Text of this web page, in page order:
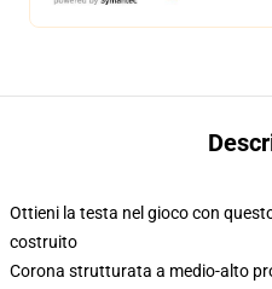
Ottieni la testa nel gioco con
costruito
Corona strutturata a medio-alto